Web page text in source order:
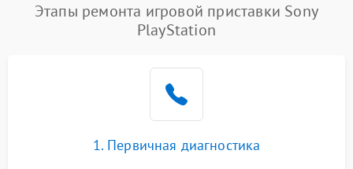
Этапы ремонта игровой приставки Sony
PlayStation
1. Первичная диагностика